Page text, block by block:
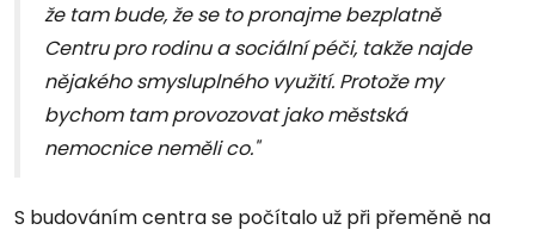
že tam bude, že se to pronajme bezplatně
Centru pro rodinu a sociální péči, takže najde
nějakého smysluplného využití. Protože my
bychom tam provozovat jako městská
nemocnice neměli co."
S budováním centra se počítalo už při přeměně na